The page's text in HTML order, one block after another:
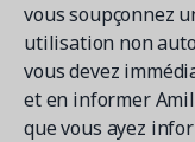
vous soupçonnez
utilisation non
vous devez
et en informer
que vous ayez